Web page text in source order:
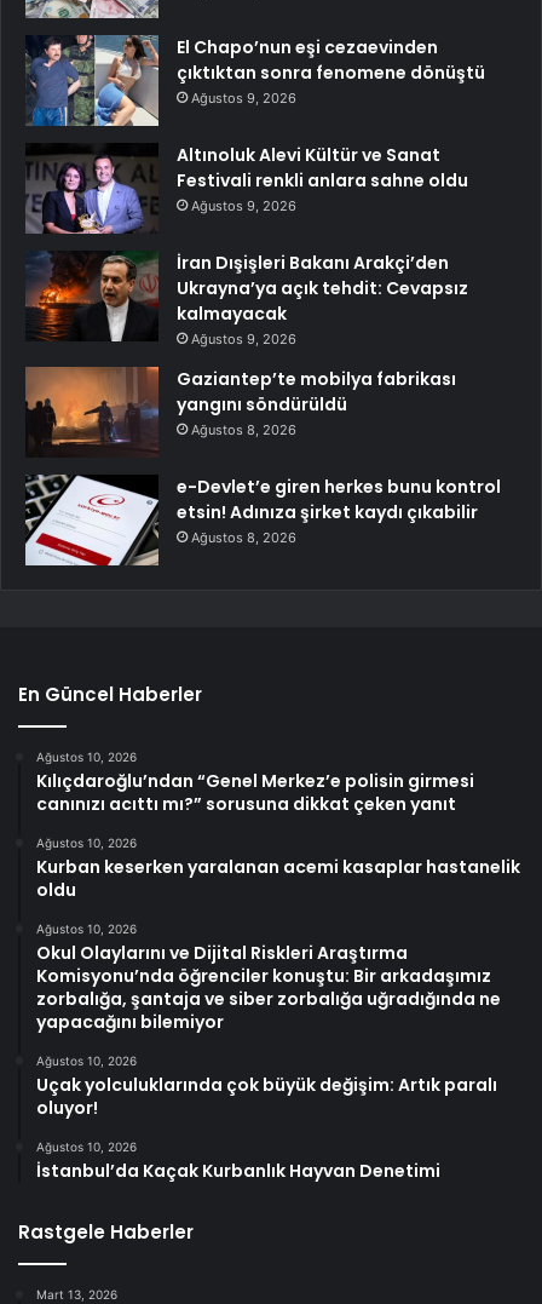
El Chapo’nun eşi cezaevinden
çıktıktan sonra fenomene dönüştü
Ağustos 9, 2026
Altınoluk Alevi Kültür ve Sanat
Festivali renkli anlara sahne oldu
Ağustos 9, 2026
İran Dışişleri Bakanı Arakçi’den
Ukrayna’ya açık tehdit: Cevapsız
kalmayacak
Ağustos 9, 2026
Gaziantep’te mobilya fabrikası
yangını söndürüldü
Ağustos 8, 2026
e-Devlet’e giren herkes bunu kontrol
etsin! Adınıza şirket kaydı çıkabilir
Ağustos 8, 2026
En Güncel Haberler
Ağustos 10, 2026
Kılıçdaroğlu’ndan “Genel Merkez’e polisin girmesi
canınızı acıttı mı?” sorusuna dikkat çeken yanıt
Ağustos 10, 2026
Kurban keserken yaralanan acemi kasaplar hastanelik
oldu
Ağustos 10, 2026
Okul Olaylarını ve Dijital Riskleri Araştırma
Komisyonu’nda öğrenciler konuştu: Bir arkadaşımız
zorbalığa, şantaja ve siber zorbalığa uğradığında ne
yapacağını bilemiyor
Ağustos 10, 2026
Uçak yolculuklarında çok büyük değişim: Artık paralı
oluyor!
Ağustos 10, 2026
İstanbul’da Kaçak Kurbanlık Hayvan Denetimi
Rastgele Haberler
Mart 13, 2026